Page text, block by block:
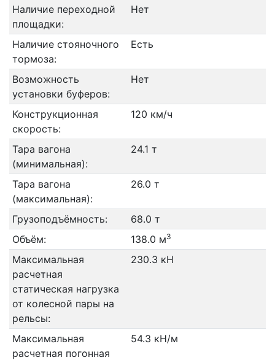
Наличие переходной
площадки:
Нет
Наличие стояночного
тормоза:
Есть
Возможность
установки буферов:
Нет
Конструкционная
скорость:
120 км/ч
Тара вагона
(минимальная):
24.1 т
Тара вагона
(максимальная):
26.0 т
Грузоподъёмность:
68.0 т
Объём:
138.0 м3
Максимальная
расчетная
статическая нагрузка
от колесной пары на
рельсы:
230.3 кН
Максимальная
расчетная погонная
54.3 кН/м